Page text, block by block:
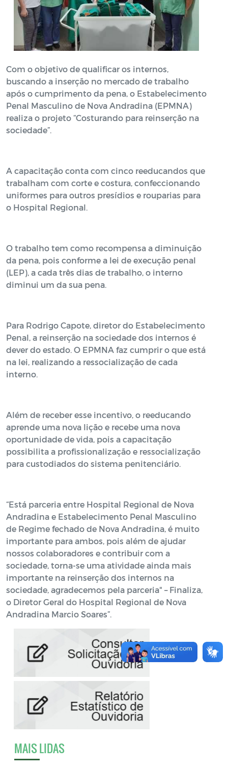
Com o objetivo de qualificar os internos,
buscando a inserção no mercado de trabalho
após o cumprimento da pena, o Estabelecimento
Penal Masculino de Nova Andradina (EPMNA)
realiza o projeto “Costurando para reinserção na
sociedade”.
A capacitação conta com cinco reeducandos que
trabalham com corte e costura, confeccionando
uniformes para outros presídios e rouparias para
o Hospital Regional.
O trabalho tem como recompensa a diminuição
da pena, pois conforme a lei de execução penal
(LEP), a cada três dias de trabalho, o interno
diminui um da sua pena.
Para Rodrigo Capote, diretor do Estabelecimento
Penal, a reinserção na sociedade dos internos é
dever do estado. O EPMNA faz cumprir o que está
na lei, realizando a ressocialização de cada
interno.
Além de receber esse incentivo, o reeducando
aprende uma nova lição e recebe uma nova
oportunidade de vida, pois a capacitação
possibilita a profissionalização e ressocialização
para custodiados do sistema penitenciário.
“Está parceria entre Hospital Regional de Nova
Andradina e Estabelecimento Penal Masculino
de Regime fechado de Nova Andradina, é muito
importante para ambos, pois além de ajudar
nossos colaboradores e contribuir com a
sociedade, torna-se uma atividade ainda mais
importante na reinserção dos internos na
sociedade, agradecemos pela parceria" – Finaliza,
o Diretor Geral do Hospital Regional de Nova
Andradina Marcio Soares”.
MAIS LIDAS